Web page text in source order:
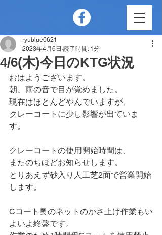
4/6(木)今日のKTG状況
ryublue0621
2023年4月6日 読了時間: 1分
おはようございます。
朝、雨の音で目が覚めました。
現在はほとんどやんでいますが、
クレーコートに少し影響が出ていま
す。
クレーコートの使用開始時間は、
またのちほどお知らせします。
とりあえず砂入り人工芝2面で営業開始
します。
Cコート奥のネットのかさ上げ作業もい
よいよ終盤です。